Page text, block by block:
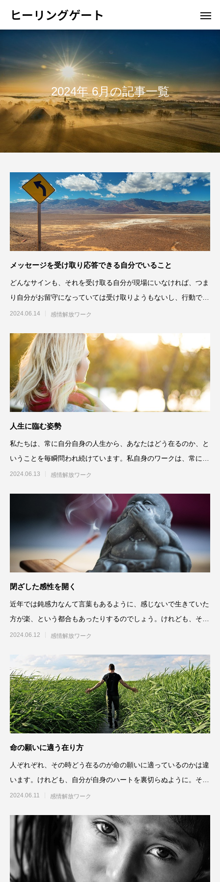
ヒーリングゲート
2024年 6月の記事一覧
メッセージを受け取り応答できる自分でいること
どんなサインも、それを受け取る自分が現場にいなければ、つま
り自分がお留守になっていては受け取りようもないし、行動でき
ないのです。だから、自分
2024.06.14 感情解放ワーク
人生に臨む姿勢
私たちは、常に自分自身の人生から、あなたはどう在るのか、と
いうことを毎瞬問われ続けています。私自身のワークは、常にそ
の問いかけへの応答として
2024.06.13 感情解放ワーク
閉ざした感性を開く
近年では鈍感力なんて言葉もあるように、感じないで生きていた
方が楽、という都合もあったりするのでしょう。けれども、その
状態で居ると、他人の感情
2024.06.12 感情解放ワーク
命の願いに適う在り方
人ぞれぞれ、その時どう在るのが命の願いに適っているのかは違
います。けれども、自分が自身のハートを裏切らぬように。そう
いう在り方をしているとき
2024.06.11 感情解放ワーク